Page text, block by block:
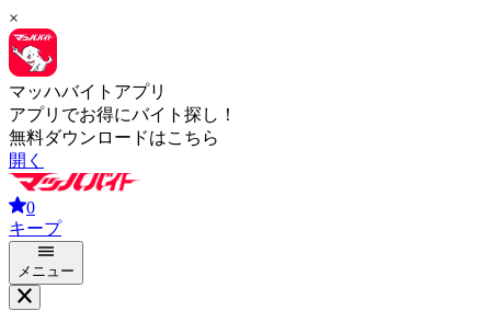
×
マッハバイトアプリ
アプリでお得にバイト探し！
無料ダウンロードはこちら
開く
0
キープ
メニュー